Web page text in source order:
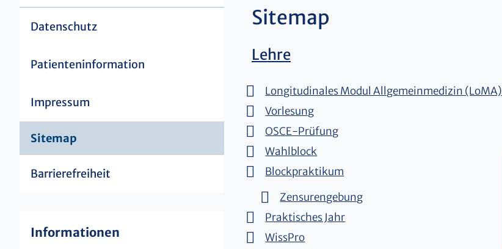
Datenschutz
Patienteninformation
Impressum
Sitemap
Barrierefreiheit
Informationen
Sitemap
Lehre
Longitudinales Modul Allgemeinmedizin (LoMA)
Vorlesung
OSCE-Prüfung
Wahlblock
Blockpraktikum
Zensurengebung
Praktisches Jahr
WissPro